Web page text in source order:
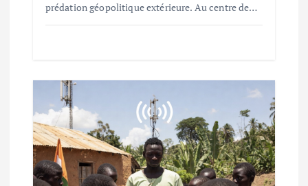
prédation géopolitique extérieure. Au centre de…